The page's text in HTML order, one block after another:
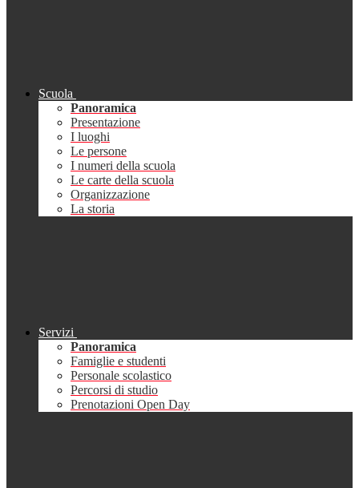
Scuola
Panoramica
Presentazione
I luoghi
Le persone
I numeri della scuola
Le carte della scuola
Organizzazione
La storia
Servizi
Panoramica
Famiglie e studenti
Personale scolastico
Percorsi di studio
Prenotazioni Open Day